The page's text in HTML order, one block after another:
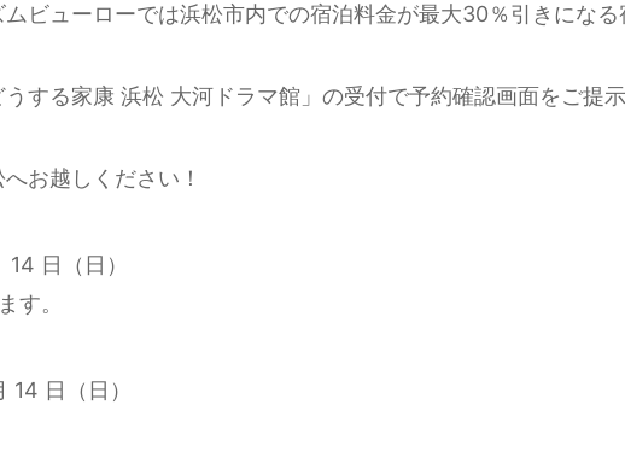
ビューローでは浜松市内での宿泊料金が最大30％引きにな
する家康 浜松 大河ドラマ館」の受付で予約確認画面をご提
お越しください！
日（日）
す。
日（日）